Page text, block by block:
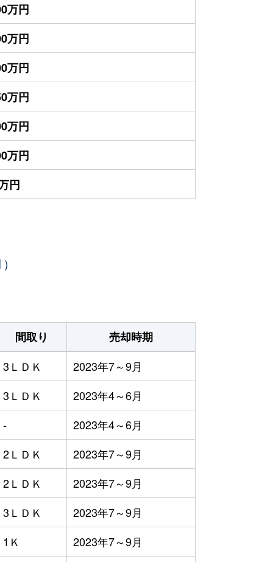
万円
万円
万円
万円
万円
万円
円
間取り
売却時期
3ＬＤＫ
2023年7～9月
3ＬＤＫ
2023年4～6月
-
2023年4～6月
2ＬＤＫ
2023年7～9月
2ＬＤＫ
2023年7～9月
3ＬＤＫ
2023年7～9月
1Ｋ
2023年7～9月